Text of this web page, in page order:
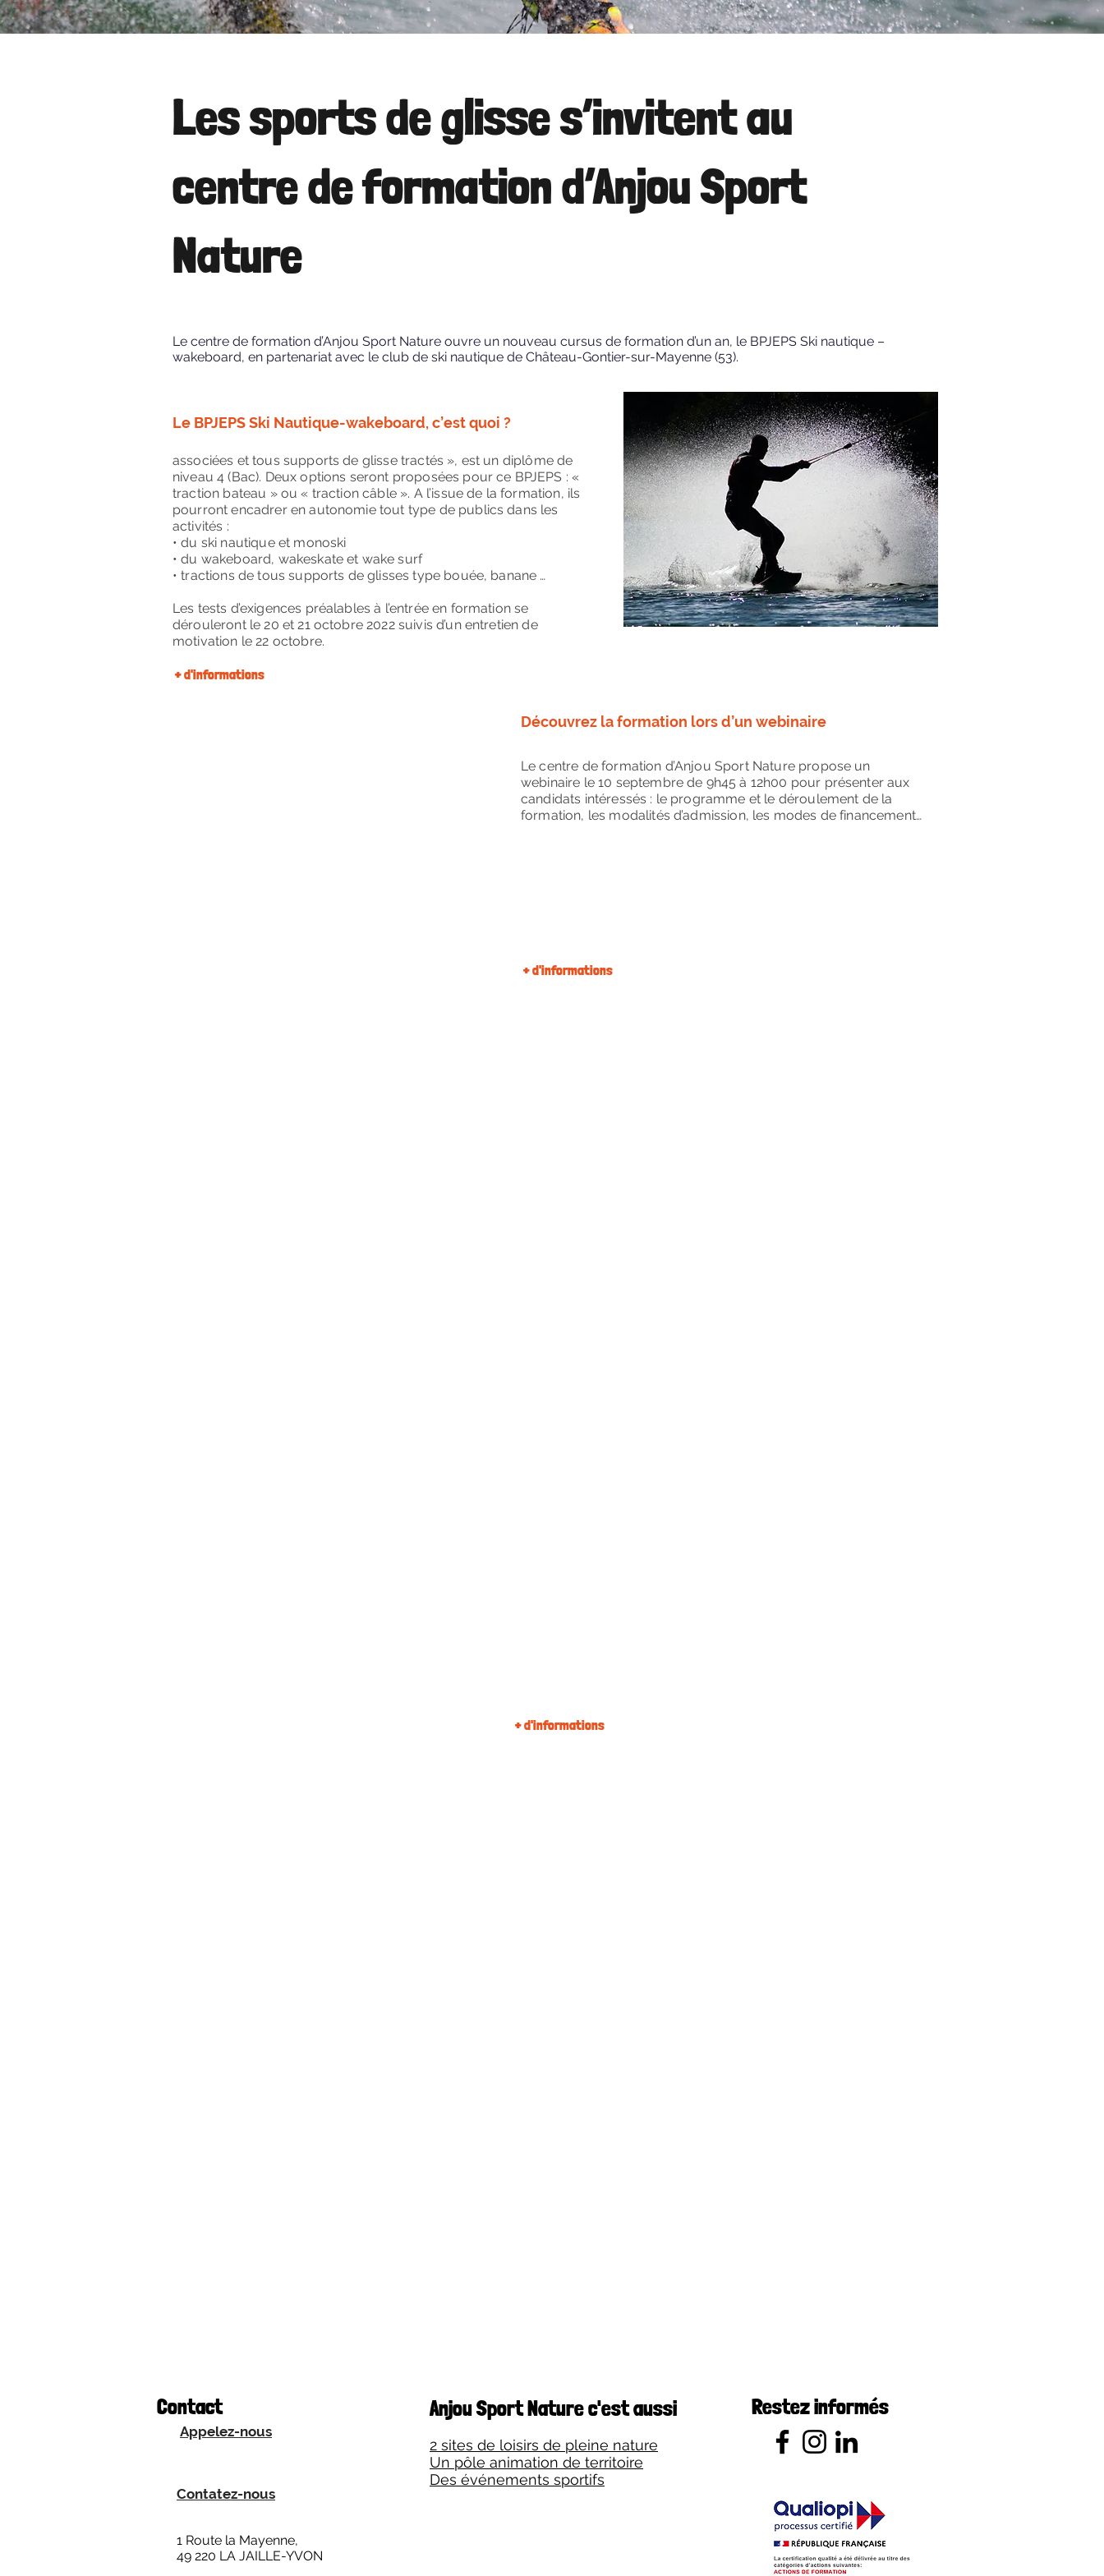
Les sports de glisse s’invitent au
centre de formation d’Anjou Sport
Nature
Le centre de formation d’Anjou Sport Nature ouvre un nouveau cursus de formation d’un an, le BPJEPS Ski nautique –
wakeboard, en partenariat avec le club de ski nautique de Château-Gontier-sur-Mayenne (53).
Le BPJEPS Ski Nautique-wakeboard, c’est quoi ?
associées et tous supports de glisse tractés », est un diplôme de
niveau 4 (Bac). Deux options seront proposées pour ce BPJEPS : «
traction bateau » ou « traction câble ». A l’issue de la formation, ils
pourront encadrer en autonomie tout type de publics dans les
activités :
• du ski nautique et monoski
• du wakeboard, wakeskate et wake surf
• tractions de tous supports de glisses type bouée, banane …
Les tests d’exigences préalables à l’entrée en formation se
dérouleront le 20 et 21 octobre 2022 suivis d’un entretien de
motivation le 22 octobre.
+ d'informations
Découvrez la formation lors d’un webinaire
Le centre de formation d’Anjou Sport Nature propose un
webinaire le 10 septembre de 9h45 à 12h00 pour présenter aux
candidats intéressés : le programme et le déroulement de la
formation, les modalités d’admission, les modes de financement…
+ d'informations
+ d'informations
Contact
Appelez-nous
Contatez-nous
1 Route la Mayenne,
49 220 LA JAILLE-YVON
Anjou Sport Nature c'est aussi
2 sites de loisirs de pleine nature
Un pôle animation de territoire
Des événements sportifs
Restez informés